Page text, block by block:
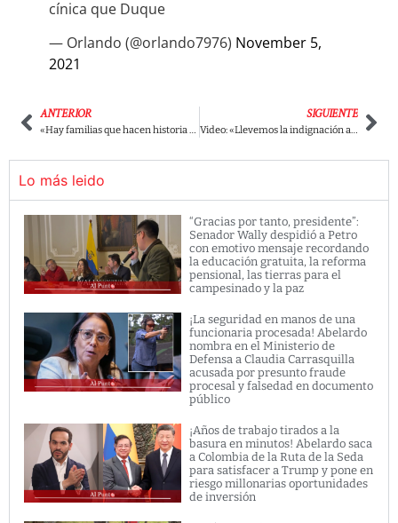
cínica que Duque
— Orlando (@orlando7976) November 5,
2021
ANTERIOR
«Hay familias que hacen historia por su maldad, otras por su ineptitud»: Gilberto Tobón.
SIGUIENTE
Video: «Llevemos la indignación al Congreso» ¿Wally se lanza en las elecciones de 2022?.
Lo más leido
“Gracias por tanto, presidente”:
Senador Wally despidió a Petro
con emotivo mensaje recordando
la educación gratuita, la reforma
pensional, las tierras para el
campesinado y la paz
¡La seguridad en manos de una
funcionaria procesada! Abelardo
nombra en el Ministerio de
Defensa a Claudia Carrasquilla
acusada por presunto fraude
procesal y falsedad en documento
público
¡Años de trabajo tirados a la
basura en minutos! Abelardo saca
a Colombia de la Ruta de la Seda
para satisfacer a Trump y pone en
riesgo millonarias oportunidades
de inversión